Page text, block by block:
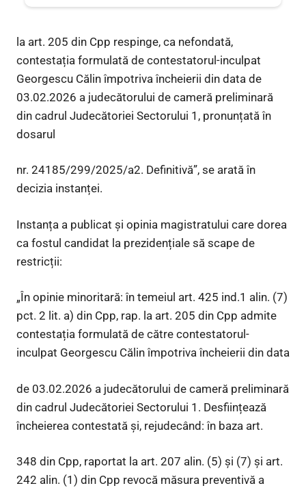
la art. 205 din Cpp respinge, ca nefondată,
contestația formulată de contestatorul-inculpat
Georgescu Călin împotriva încheierii din data de
03.02.2026 a judecătorului de cameră preliminară
din cadrul Judecătoriei Sectorului 1, pronunțată în
dosarul
nr. 24185/299/2025/a2. Definitivă”, se arată în
decizia instanței.
Instanța a publicat și opinia magistratului care dorea
ca fostul candidat la prezidențiale să scape de
restricții:
„În opinie minoritară: în temeiul art. 425 ind.1 alin. (7)
pct. 2 lit. a) din Cpp, rap. la art. 205 din Cpp admite
contestația formulată de către contestatorul-
inculpat Georgescu Călin împotriva încheierii din data
de 03.02.2026 a judecătorului de cameră preliminară
din cadrul Judecătoriei Sectorului 1. Desființează
încheierea contestată și, rejudecând: în baza art.
348 din Cpp, raportat la art. 207 alin. (5) și (7) și art.
242 alin. (1) din Cpp revocă măsura preventivă a